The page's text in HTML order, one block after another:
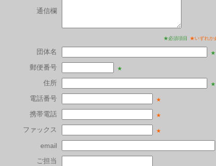
通信欄
★必須項目 ★いずれか
団体名 ★
郵便番号 ★
住所 ★
電話番号 ★
携帯電話 ★
ファックス ★
email
ご担当